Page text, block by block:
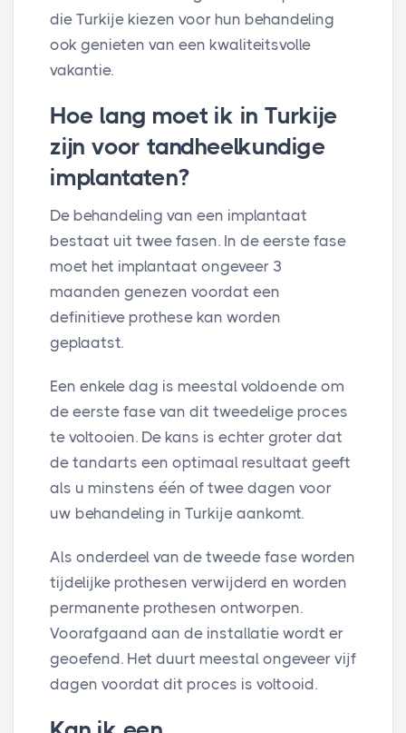
die Turkije kiezen voor hun behandeling
ook genieten van een kwaliteitsvolle
vakantie.
Hoe lang moet ik in Turkije
zijn voor tandheelkundige
implantaten?
De behandeling van een implantaat
bestaat uit twee fasen. In de eerste fase
moet het implantaat ongeveer 3
maanden genezen voordat een
definitieve prothese kan worden
geplaatst.
Een enkele dag is meestal voldoende om
de eerste fase van dit tweedelige proces
te voltooien. De kans is echter groter dat
de tandarts een optimaal resultaat geeft
als u minstens één of twee dagen voor
uw behandeling in Turkije aankomt.
Als onderdeel van de tweede fase worden
tijdelijke prothesen verwijderd en worden
permanente prothesen ontworpen.
Voorafgaand aan de installatie wordt er
geoefend. Het duurt meestal ongeveer vijf
dagen voordat dit proces is voltooid.